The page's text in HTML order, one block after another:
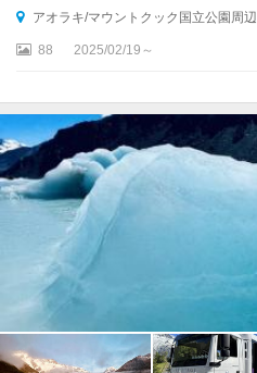
イ アオラキ/マウントクック国立公園周辺
88 2025/02/19～